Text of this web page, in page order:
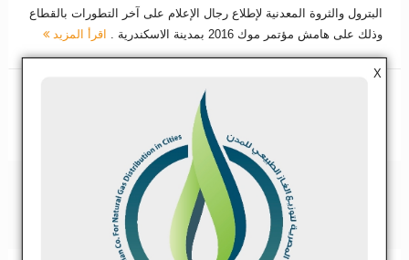
البترول والثروة المعدنية لإطلاع رجال الإعلام على آخر التطورات بالقطاع
وذلك على هامش مؤتمر موك 2016 بمدينة الاسكندرية .
اقرأ المزيد
مشاركة
2590
2591
2592
2595
X